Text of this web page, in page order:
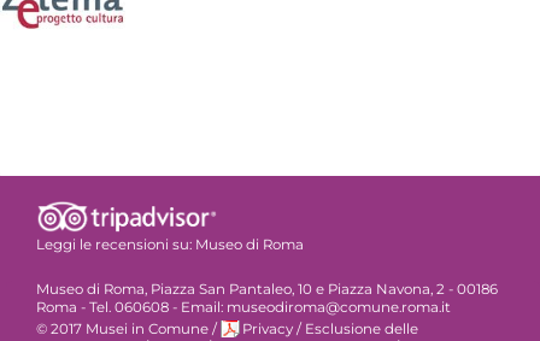
Leggi le recensioni su: Museo di Roma
Museo di Roma, Piazza San Pantaleo, 10 e Piazza Navona, 2 - 00186
Roma - Tel. 060608 - Email: museodiroma@comune.roma.it
© 2017 Musei in Comune / Privacy / Esclusione delle